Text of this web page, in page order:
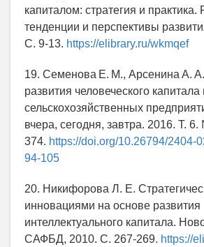
капиталом: стратегия и практика.
тенденции и перспективы
С. 9-13. https://elibrary.ru/wkmqef
19. Семенова Е. М., Арсенина А.
развития человеческого
сельскохозяйственных
вчера, сегодня, завтра. 2016. Т.
374. https://doi.org/10.26794/2404-
94-105
20. Никифорова Л. Е.
инновациями на основе развития
интеллектуального капитала.
САФБД, 2010. С. 267-269. https://